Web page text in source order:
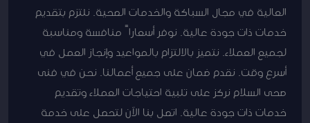
العالية في مجال السباكة والخدمات الصحية. نلتزم بتقديم
خدمات ذات جودة عالية. نوفر أسعاراً منافسة ومناسبة
لجميع العملاء. نتميز بالالتزام بالمواعيد وإنجاز العمل في
أسرع وقت. نقدم ضمان على جميع أعمالنا. نحن في فنى
صحى السلام نركز على تلبية احتياجات العملاء وتقديم
خدمات ذات جودة عالية. اتصل بنا الآن لتحصل على خدمة